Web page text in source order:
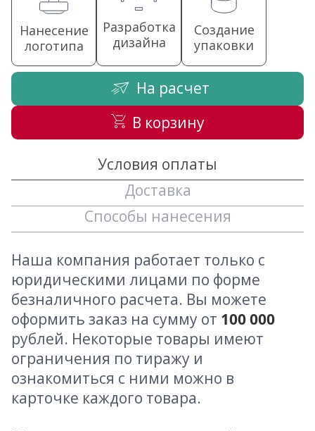
Нанесение
логотипа
Разработка
дизайна
Создание
упаковки
На расчет
В корзину
Условия оплаты
Доставка
Способы нанесения
Наша компания работает только с
юридическими лицами по форме
безналичного расчета. Вы можете
оформить заказ на сумму от 100 000
рублей. Некоторые товары имеют
ограничения по тиражу и
ознакомиться с ними можно в
карточке каждого товара.